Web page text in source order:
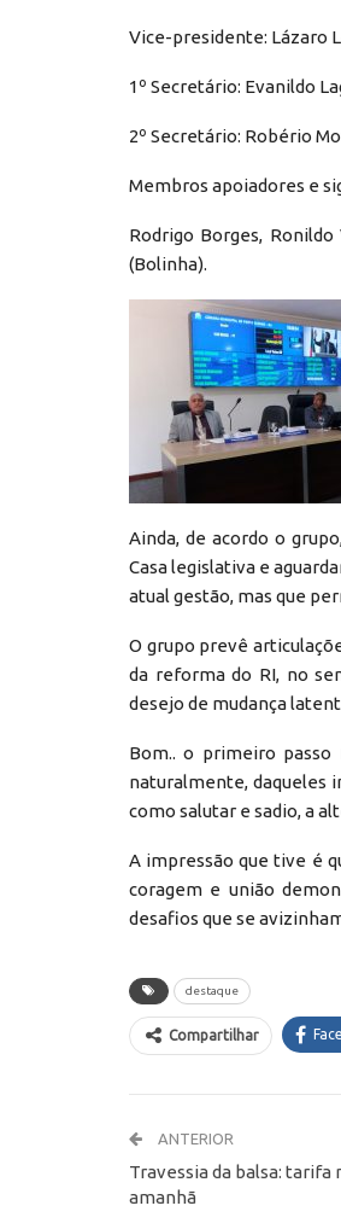
Vice-presidente: Lázaro
1º Secretário: Evanildo
2º Secretário: Robério
Membros apoiadores e
Rodrigo Borges,
(Bolinha).
Ainda, de acordo o
Casa legislativa e
atual gestão, mas que
O grupo prevê
da reforma do RI, no
desejo de mudança
Bom.. o primeiro
naturalmente, daqueles
como salutar e sadio, a
A impressão que tive é
coragem e união
desafios que se
destaque
Compartilhar
ANTERIOR
Travessia da balsa: tarifa
amanhã